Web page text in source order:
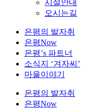
시설안내
오시는길
은평의 발자취
은평Now
은평’s 파트너
소식지 ‘겨자씨’
마을이야기
은평의 발자취
은평Now